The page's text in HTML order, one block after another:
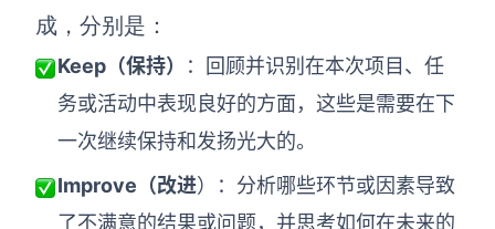
成，分别是：
Keep （保持）
：回顾并识别在本次项目、任
务或活动中表现良好的方面，这些是需要在下
一次继续保持和发扬光大的。
Improve （改进）：分析哪些环节或因素导致
了不满意的结果或问题，并思考如何在未来的